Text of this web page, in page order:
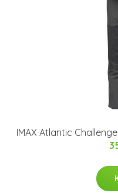
IMAX Atlantic